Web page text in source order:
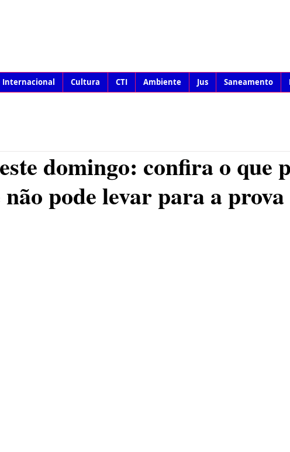
Internacional Cultura CTI Ambiente Jus Saneamento
domingo: confira o que
não pode levar para a